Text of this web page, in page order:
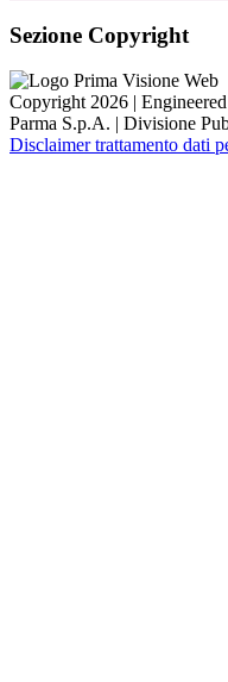
Sezione Copyright
Copyright 2026 |
Parma S.p.A. | Divisione
Disclaimer trattamento dati